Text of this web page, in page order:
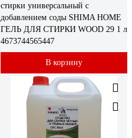
стирки универсальный с
добавлением соды SHIMA HOME
ГЕЛЬ ДЛЯ СТИРКИ WOOD 29 1 л
4673744565447
В корзину